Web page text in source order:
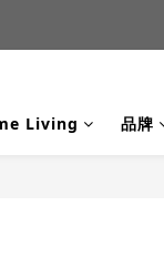
本燈具品牌
本燈具品牌
Living 品牌